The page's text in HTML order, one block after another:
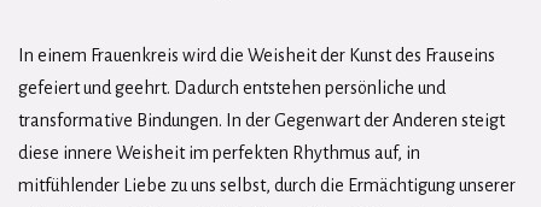
In einem Frauenkreis wird die Weisheit der Kunst des Frauseins
gefeiert und geehrt. Dadurch entstehen persönliche und
transformative Bindungen. In der Gegenwart der Anderen steigt
diese innere Weisheit im perfekten Rhythmus auf, in
mitfühlender Liebe zu uns selbst, durch die Ermächtigung unserer